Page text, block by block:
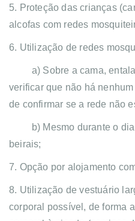
5. Proteção das crianças
alcofas com redes
6. Utilização de redes
a) Sobre a cama,
verificar que não há
de confirmar se a rede não
b) Mesmo durante o dia
beirais;
7. Opção por alojamento
8. Utilização de vestuário
corporal possível, de forma